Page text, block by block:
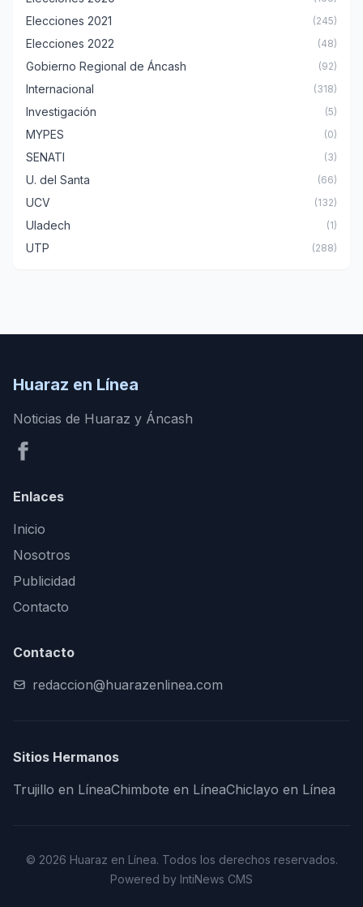
Elecciones 2021 (245)
Elecciones 2022 (48)
Gobierno Regional de Áncash (92)
Internacional (318)
Investigación (5)
MYPES (0)
SENATI (3)
U. del Santa (66)
UCV (132)
Uladech (1)
UTP (288)
Huaraz en Línea
Noticias de Huaraz y Áncash
Enlaces
Inicio
Nosotros
Publicidad
Contacto
Contacto
redaccion@huarazenlinea.com
Sitios Hermanos
Trujillo en LíneaChimbote en LíneaChiclayo en Línea
© 2026 Huaraz en Línea. Todos los derechos reservados.
Powered by IntiNews CMS